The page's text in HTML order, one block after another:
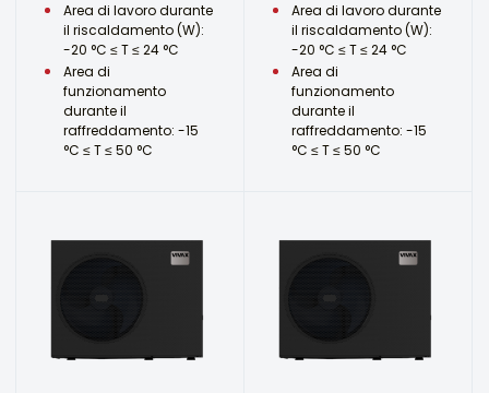
Area di lavoro durante
il riscaldamento (W):
-20 °C ≤ T ≤ 24 °C
Area di
funzionamento
durante il
raffreddamento: -15
°C ≤ T ≤ 50 °C
Area di lavoro durante
il riscaldamento (W):
-20 °C ≤ T ≤ 24 °C
Area di
funzionamento
durante il
raffreddamento: -15
°C ≤ T ≤ 50 °C